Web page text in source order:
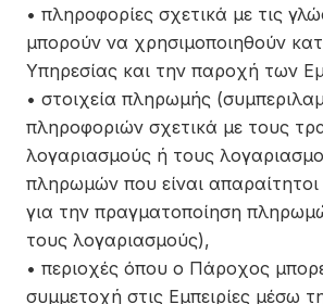
• πληροφορίες σχετικά με τις
μπορούν να χρησιμοποιηθούν
Υπηρεσίας και την παροχή των
• στοιχεία πληρωμής
πληροφοριών σχετικά με τους
λογαριασμούς ή τους
πληρωμών που είναι απαραίτητοι
για την πραγματοποίηση
τους λογαριασμούς),
• περιοχές όπου ο Πάροχος
συμμετοχή στις Εμπειρίες μέσω